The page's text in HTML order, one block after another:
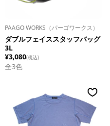
PAAGO WORKS（パーゴワークス）
ダブルフェイススタッフバッグ
3L
¥3,080(税込)
全3色